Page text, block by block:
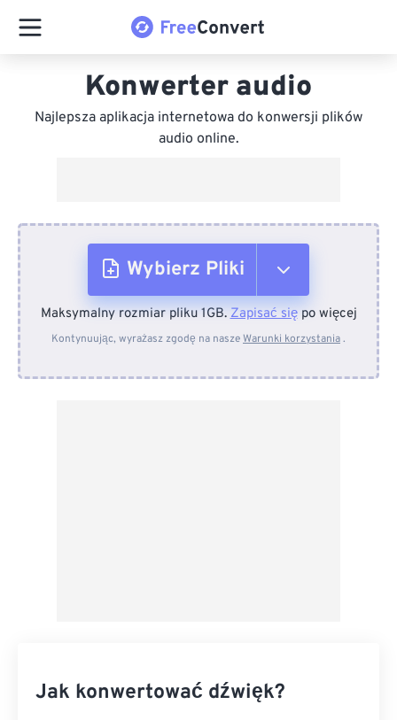
Konwerter audio
Najlepsza aplikacja internetowa do konwersji plików
audio online.
Wybierz Pliki
Z urządzenia
Maksymalny rozmiar pliku 1GB.Zapisać siępo więcej
Kontynuując, wyrażasz zgodę na naszeWarunki korzystania.
Jak konwertować dźwięk?